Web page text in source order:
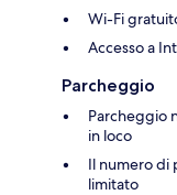
Wi-Fi
Accesso a
Parcheggio
Parcheggio
in loco
Il numero di
limitato